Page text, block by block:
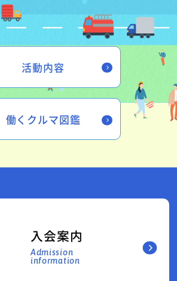
活動内容
働くクルマ図鑑
入会案内
Admission
information